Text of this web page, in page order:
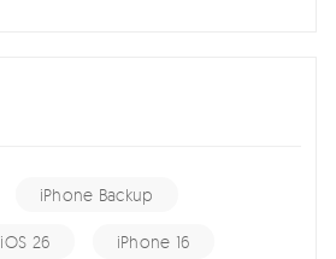
iPhone Backup
iOS 26 iPhone 16